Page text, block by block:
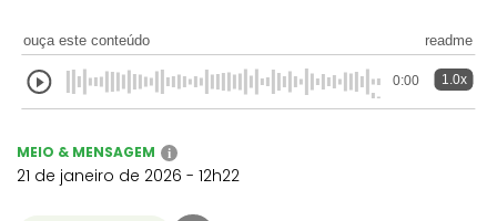
ouça este conteúdo readme
0:00 1.0x
MEIO & MENSAGEM i
21 de janeiro de 2026 - 12h22